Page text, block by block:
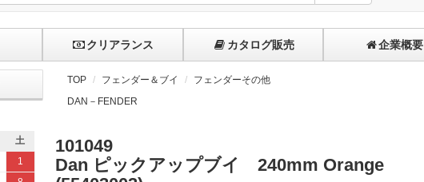
クリアランス カタログ販売 企業概要
TOP フェンダー＆ブイ
フェンダーその他
DAN－FENDER
101049
Dan ピックアップブイ 240mm Orange
土
1